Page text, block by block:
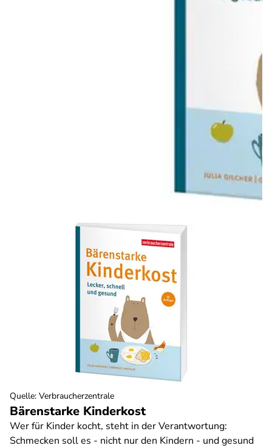
Bärenstarke Kinderkost
Wer für Kinder kocht, steht in der Verantwortung:
Schmecken soll es - nicht nur den Kindern - und gesund
Quelle: Verbraucherzentrale